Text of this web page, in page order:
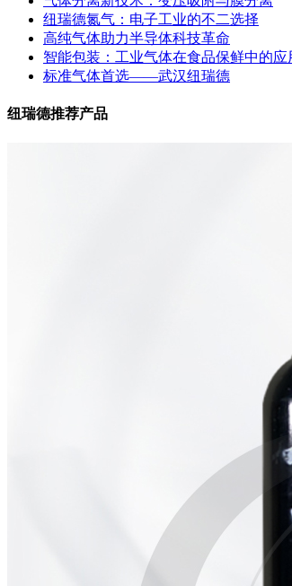
纽瑞德氮气：电子工业的不二选择
高纯气体助力半导体科技革命
智能包装：工业气体在食品保鲜中的应
标准气体首选——武汉纽瑞德
纽瑞德推荐产品